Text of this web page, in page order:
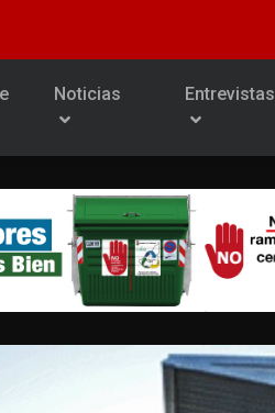
Noticias Entrevistas